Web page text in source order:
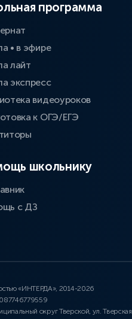
программа
• в эфире
лайт
экспресс
видеоуроков
к ОГЭ/ЕГЭ
школьнику
с ДЗ
«ИНТЕРДА», 2014-2026
округ Тверской, ул.